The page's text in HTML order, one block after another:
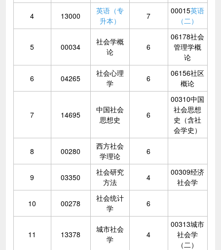
4 13000
英语（专
升本）
7
00015英语
（二）
5 00034
社会学概
论
6
06178社会
管理学概
论
6 04265
社会心理
学
6
06156社区
概论
7 14695
中国社会
思想史
6
00310中国
社会思想
史（含社
会学史）
8 00280
西方社会
学理论
6
9 03350
社会研究
方法
4
00309经济
社会学
10 00278
社会统计
学
6
11 13378
城市社会
学
4
00313城市
社会学
（二）